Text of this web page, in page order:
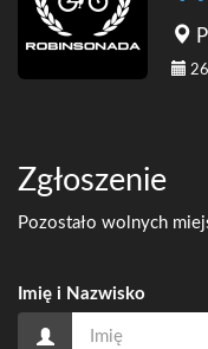
Zgłoszenie
Pozostało wolnych
Imię i Nazwisko